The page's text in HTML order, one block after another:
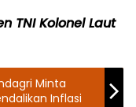
TNI Kolonel Laut
Minta
Inflasi